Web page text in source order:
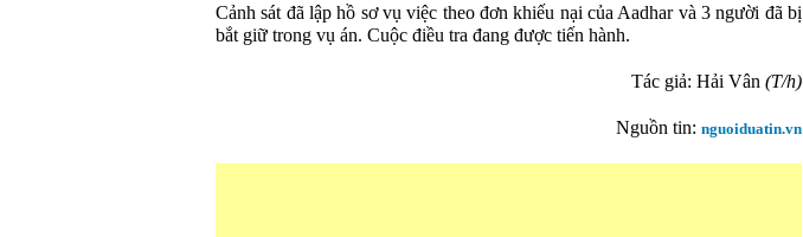
Cảnh sát đã lập hồ sơ vụ việc theo đơn khiếu nại của Aadhar và 3 người đã bị
bắt giữ trong vụ án. Cuộc điều tra đang được tiến hành.
Tác giả: Hải Vân (T/h)
Nguồn tin: nguoiduatin.vn